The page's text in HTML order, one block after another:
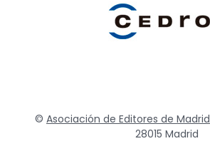
© Asociación de Editores de Madrid
28015 Madrid